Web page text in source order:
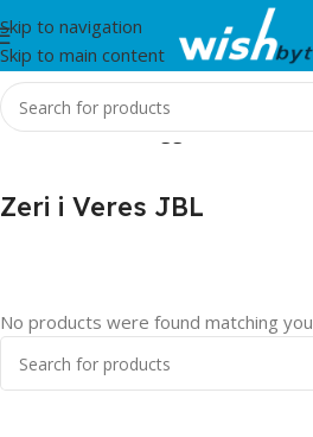
Skip to navigation
Skip to main content
Home/Products tagged “Zeri i Veres
Zeri i Veres JBL
No products were found matching